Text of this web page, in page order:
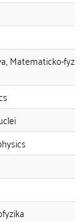
Matematicko-